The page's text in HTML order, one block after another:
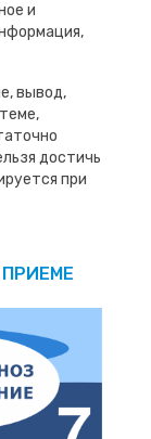
и
вывод,
достичь
при